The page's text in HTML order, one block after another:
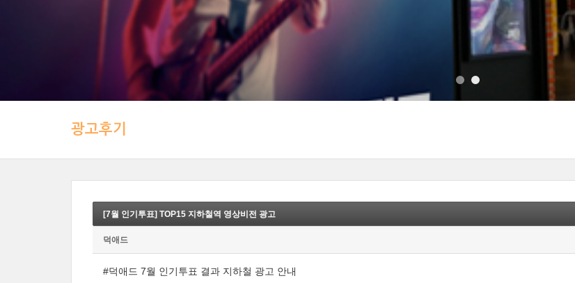
광고후기
[7월 인기투표] TOP15 지하철역 영상비전 광고
덕애드
#덕애드 7월 인기투표 결과 지하철 광고 안내